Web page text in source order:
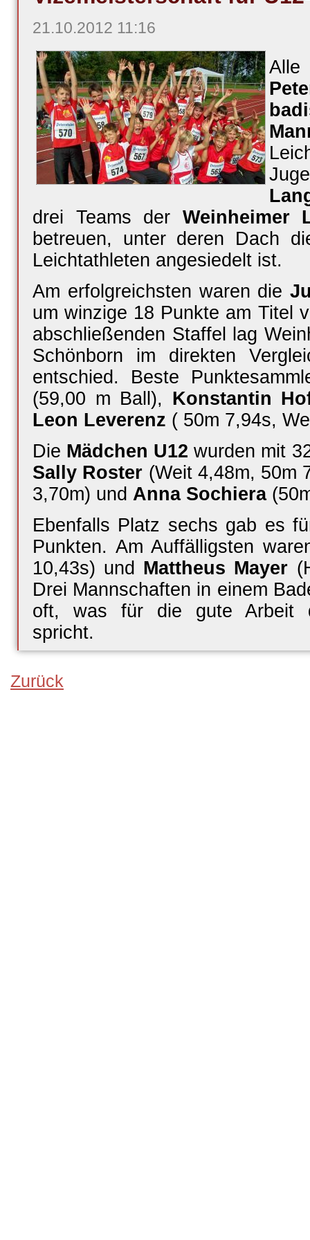
21.10.2012 11:16
Alle
drei Teams der Weinheimer
betreuen, unter deren Dach
Leichtathleten angesiedelt ist.
Am erfolgreichsten waren die
um winzige 18 Punkte am Titel
abschließenden Staffel lag
Schönborn im direkten
entschied. Beste
(59,00 m Ball), Konstantin
Leon Leverenz ( 50m 7,94s,
Die Mädchen U12 wurden mit
Sally Roster (Weit 4,48m, 50m
3,70m) und Anna Sochiera
Ebenfalls Platz sechs gab es
Punkten. Am Auffälligsten
10,43s) und Mattheus Mayer
Drei Mannschaften in einem
oft, was für die gute Arbeit
spricht.
Zurück